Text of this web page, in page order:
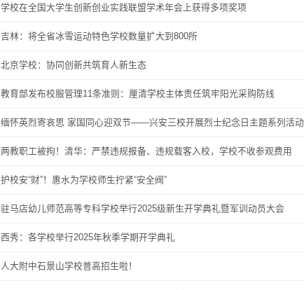
学校在全国大学生创新创业实践联盟学术年会上获得多项奖项
吉林：将全省冰雪运动特色学校数量扩大到800所
北京学校：协同创新共筑育人新生态
教育部发布校服管理11条准则：厘清学校主体责任筑牢阳光采购防线
缅怀英烈寄哀思 家国同心迎双节——兴安三校开展烈士纪念日主题系列活动
两教职工被拘！清华：严禁违规报备、违规载客入校，学校不收参观费用
护校安“财”！惠水为学校师生拧紧“安全阀”
驻马店幼儿师范高等专科学校举行2025级新生开学典礼暨军训动员大会
西秀：各学校举行2025年秋季学期开学典礼
人大附中石景山学校普高招生啦！